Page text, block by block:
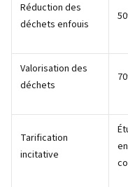
Réduction des
déchets enfouis
Valorisation des
déchets
Tarification
incitative
en